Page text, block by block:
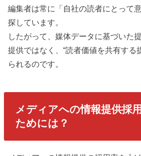
編集者は常に「自社の読者にとって
探しています。
したがって、媒体データに基づいた
提供ではなく、“読者価値を共有する
られるのです。
メディアへの情報提供採
ためには？